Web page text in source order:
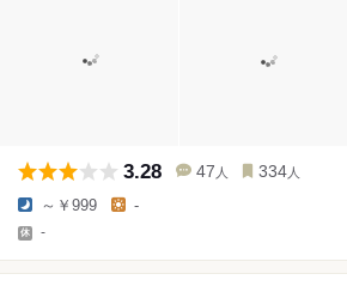
3.28 47 人 334 人
～￥999 -
-